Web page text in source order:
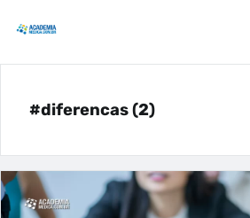
#diferencas (2)